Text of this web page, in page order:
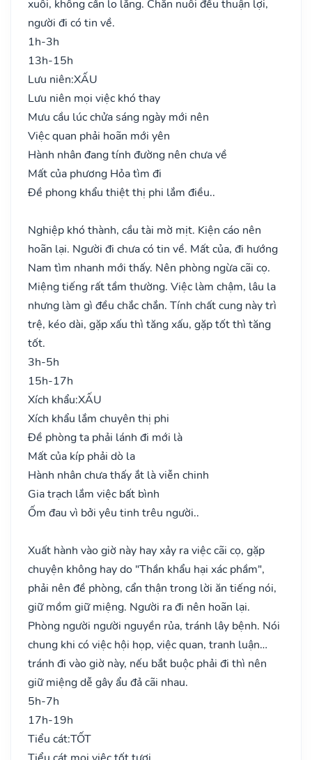
xuôi, không cần lo lắng. Chăn nuôi đều thuận lợi,
người đi có tin về.
1h-3h
13h-15h
Lưu niên:XẤU
Lưu niên mọi việc khó thay
Mưu cầu lúc chửa sáng ngày mới nên
Việc quan phải hoãn mới yên
Hành nhân đang tính đường nên chưa về
Mất của phương Hỏa tìm đi
Đề phong khẩu thiệt thị phi lắm điều..
Nghiệp khó thành, cầu tài mờ mịt. Kiện cáo nên
hoãn lại. Người đi chưa có tin về. Mất của, đi hướng
Nam tìm nhanh mới thấy. Nên phòng ngừa cãi cọ.
Miệng tiếng rất tầm thường. Việc làm chậm, lâu la
nhưng làm gì đều chắc chắn. Tính chất cung này trì
trệ, kéo dài, gặp xấu thì tăng xấu, gặp tốt thì tăng
tốt.
3h-5h
15h-17h
Xích khẩu:XẤU
Xích khẩu lắm chuyên thị phi
Đề phòng ta phải lánh đi mới là
Mất của kíp phải dò la
Hành nhân chưa thấy ắt là viễn chinh
Gia trạch lắm việc bất bình
Ốm đau vì bởi yêu tinh trêu người..
Xuất hành vào giờ này hay xảy ra việc cãi cọ, gặp
chuyện không hay do "Thần khẩu hại xác phầm",
phải nên đề phòng, cẩn thận trong lời ăn tiếng nói,
giữ mồm giữ miệng. Người ra đi nên hoãn lại.
Phòng người người nguyền rủa, tránh lây bệnh. Nói
chung khi có việc hội họp, việc quan, tranh luận…
tránh đi vào giờ này, nếu bắt buộc phải đi thì nên
giữ miệng dễ gây ẩu đả cãi nhau.
5h-7h
17h-19h
Tiểu cát:TỐT